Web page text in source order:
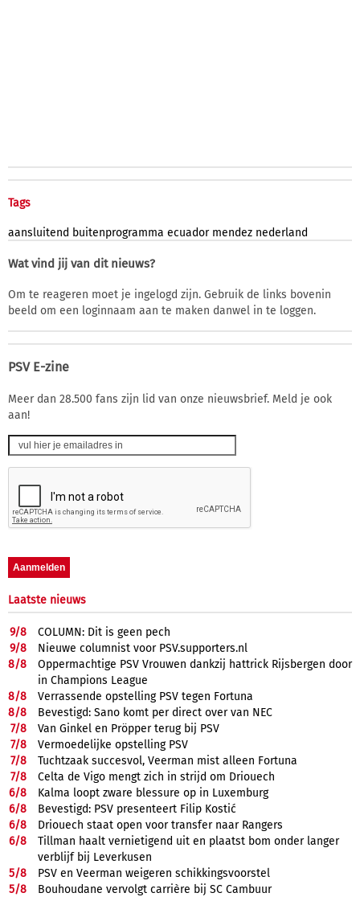
Tags
aansluitend buitenprogramma ecuador mendez nederland
Wat vind jij van dit nieuws?
Om te reageren moet je ingelogd zijn. Gebruik de links bovenin
beeld om een loginnaam aan te maken danwel in te loggen.
PSV E-zine
Meer dan 28.500 fans zijn lid van onze nieuwsbrief. Meld je ook
aan!
Laatste nieuws
9/8
COLUMN: Dit is geen pech
9/8
Nieuwe columnist voor PSV.supporters.nl
8/8
Oppermachtige PSV Vrouwen dankzij hattrick Rijsbergen door
in Champions League
8/8
Verrassende opstelling PSV tegen Fortuna
8/8
Bevestigd: Sano komt per direct over van NEC
7/8
Van Ginkel en Pröpper terug bij PSV
7/8
Vermoedelijke opstelling PSV
7/8
Tuchtzaak succesvol, Veerman mist alleen Fortuna
7/8
Celta de Vigo mengt zich in strijd om Driouech
6/8
Kalma loopt zware blessure op in Luxemburg
6/8
Bevestigd: PSV presenteert Filip Kostić
6/8
Driouech staat open voor transfer naar Rangers
6/8
Tillman haalt vernietigend uit en plaatst bom onder langer
verblijf bij Leverkusen
5/8
PSV en Veerman weigeren schikkingsvoorstel
5/8
Bouhoudane vervolgt carrière bij SC Cambuur